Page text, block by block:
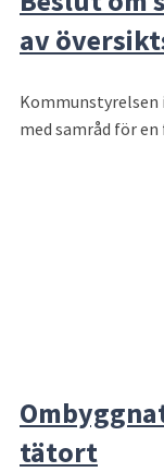
av
Kommunstyrelsen
med samråd för
tätort